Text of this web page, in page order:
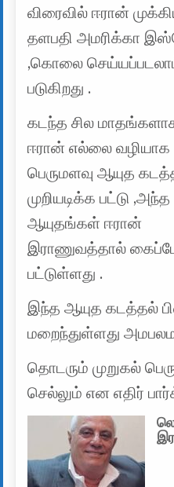
விரைவில் ஈரான்
தளபதி அமரிக்கா
,கொலை
படுகிறது .
கடந்த சில
ஈரான் எல்லை வழியாக
பெருமளவு ஆயுத
முறியடிக்க பட்டு ,அந்த
ஆயுதங்கள் ஈரான்
இராணுவத்தால்
பட்டுள்ளது .
இந்த ஆயுத கடத்தல்
மறைந்துள்ளது
தொடரும் முறுகல்
செல்லும் என எதிர்